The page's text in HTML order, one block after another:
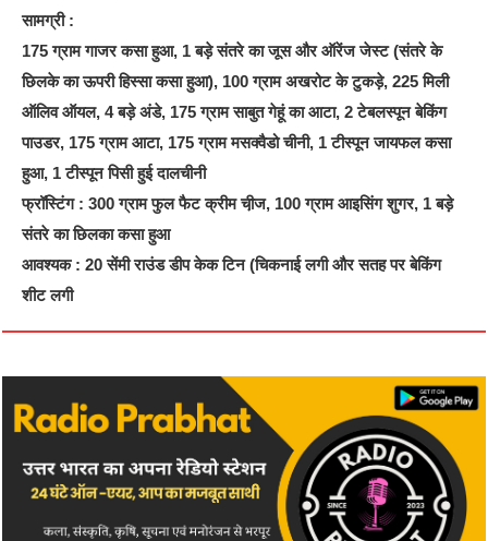
सामग्री :
175 ग्राम गाजर कसा हुआ, 1 बड़े संतरे का जूस और ऑरेंज जेस्ट (संतरे के
छिलके का ऊपरी हिस्सा कसा हुआ), 100 ग्राम अखरोट के टुकड़े, 225 मिली
ऑलिव ऑयल, 4 बड़े अंडे, 175 ग्राम साबुत गेहूं का आटा, 2 टेबलस्पून बेकिंग
पाउडर, 175 ग्राम आटा, 175 ग्राम मसक्वैडो चीनी, 1 टीस्पून जायफल कसा
हुआ, 1 टीस्पून पिसी हुई दालचीनी
फ्रॉस्टिंग : 300 ग्राम फुल फैट क्रीम ची़ज, 100 ग्राम आइसिंग शुगर, 1 बड़े
संतरे का छिलका कसा हुआ
आवश्यक : 20 सेंमी राउंड डीप केक टिन (चिकनाई लगी और सतह पर बेकिंग
शीट लगी